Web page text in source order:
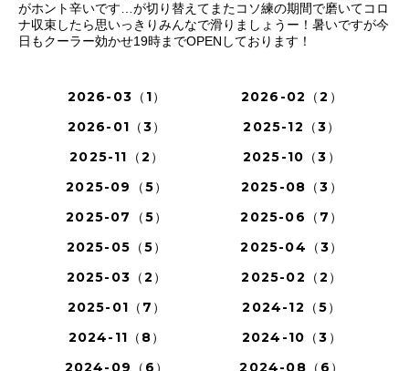
がホント辛いです…が切り替えてまたコソ練の期間で磨いてコロ
ナ収束したら思いっきりみんなで滑りましょうー！暑いですが今
日もクーラー効かせ19時までOPENしております！
2026-03（1）
2026-02（2）
2026-01（3）
2025-12（3）
2025-11（2）
2025-10（3）
2025-09（5）
2025-08（3）
2025-07（5）
2025-06（7）
2025-05（5）
2025-04（3）
2025-03（2）
2025-02（2）
2025-01（7）
2024-12（5）
2024-11（8）
2024-10（3）
2024-09（6）
2024-08（6）